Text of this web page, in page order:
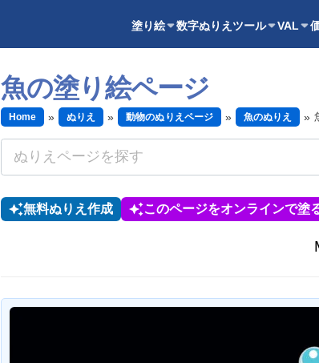
塗り絵 数字ぬりえ ツール VAL
魚の塗り絵ページ
Home ぬりえ 動物のぬりえページ 魚のぬりえ
無料ぬりえ作成 このページをオンラインで塗